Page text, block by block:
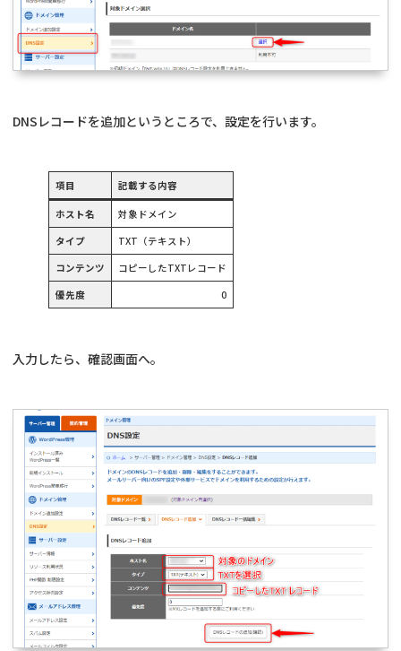
DNSレコードを追加というところで、設定を行います。
項目 記載する内容
ホスト名
対象ドメイン
タイプ
TXT（テキスト）
コンテンツ
コピーしたTXTレコード
優先度
0
入力したら、確認画面へ。